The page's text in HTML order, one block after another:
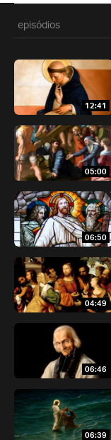
episódios
12:41
05:00
06:50
04:49
06:46
06:39